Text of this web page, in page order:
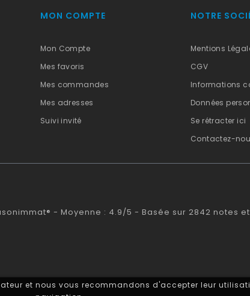
et nous vous recommandons d'accepter leur
MON COMPTE
Mon Compte
Mes favoris
Mes commandes
Mes adresses
Suivi invité
NOTRE
Mentions
CGV
Informations
Données
Se rétracter ici
Contactez-
- Moyenne : 4.9/5 - Basée sur 2842 notes et